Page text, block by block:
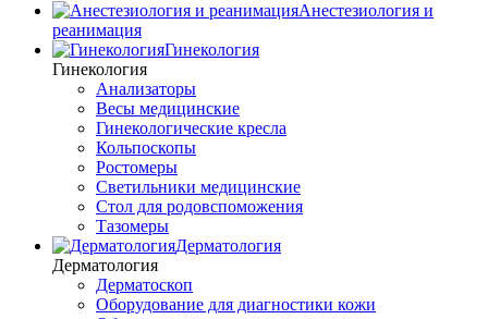
Анестезиология и
реанимация
Гинекология
Гинекология
Анализаторы
Весы медицинские
Гинекологические кресла
Кольпоскопы
Ростомеры
Светильники медицинские
Стол для родовспоможения
Тазомеры
Дерматология
Дерматология
Дерматоскоп
Оборудование для диагностики кожи